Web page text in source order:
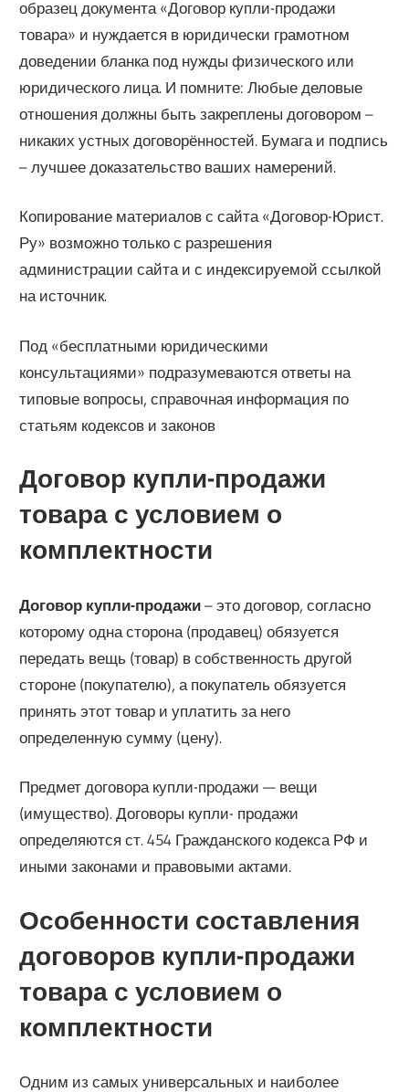
образец документа «Договор купли-продажи
товара» и нуждается в юридически грамотном
доведении бланка под нужды физического или
юридического лица. И помните: Любые деловые
отношения должны быть закреплены договором –
никаких устных договорённостей. Бумага и подпись
– лучшее доказательство ваших намерений.
Копирование материалов с сайта «Договор-Юрист.
Ру» возможно только с разрешения
администрации сайта и с индексируемой ссылкой
на источник.
Под «бесплатными юридическими
консультациями» подразумеваются ответы на
типовые вопросы, справочная информация по
статьям кодексов и законов
Договор купли-продажи
товара с условием о
комплектности
Договор купли-продажи– это договор, согласно
которому одна сторона (продавец) обязуется
передать вещь (товар) в собственность другой
стороне (покупателю), а покупатель обязуется
принять этот товар и уплатить за него
определенную сумму (цену).
Предмет договора купли-продажи — вещи
(имущество). Договоры купли- продажи
определяются ст. 454 Гражданского кодекса РФ и
иными законами и правовыми актами.
Особенности составления
договоров купли-продажи
товара с условием о
комплектности
Одним из самых универсальных и наиболее